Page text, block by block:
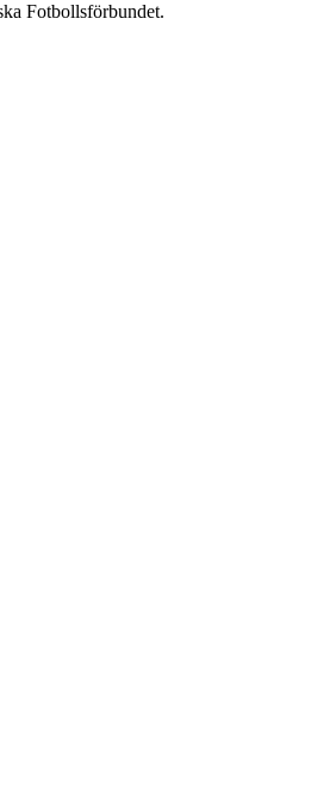
Fotbollsförbundet.